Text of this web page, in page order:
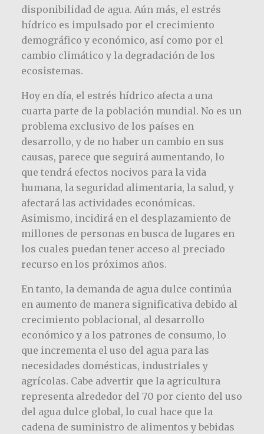
disponibilidad de agua. Aún más, el estrés
hídrico es impulsado por el crecimiento
demográfico y económico, así como por el
cambio climático y la degradación de los
ecosistemas.
Hoy en día, el estrés hídrico afecta a una
cuarta parte de la población mundial. No es un
problema exclusivo de los países en
desarrollo, y de no haber un cambio en sus
causas, parece que seguirá aumentando, lo
que tendrá efectos nocivos para la vida
humana, la seguridad alimentaria, la salud, y
afectará las actividades económicas.
Asimismo, incidirá en el desplazamiento de
millones de personas en busca de lugares en
los cuales puedan tener acceso al preciado
recurso en los próximos años.
En tanto, la demanda de agua dulce continúa
en aumento de manera significativa debido al
crecimiento poblacional, al desarrollo
económico y a los patrones de consumo, lo
que incrementa el uso del agua para las
necesidades domésticas, industriales y
agrícolas. Cabe advertir que la agricultura
representa alrededor del 70 por ciento del uso
del agua dulce global, lo cual hace que la
cadena de suministro de alimentos y bebidas